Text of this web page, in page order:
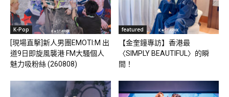
K-Pop
[現場直擊]新人男團EMOTI:M 出
道9日即旋風襲港 FM大騷個人
魅力吸粉絲 (260808)
featured
【金奎鐘專訪】香港最
〈SIMPLY BEAUTIFUL〉的瞬
間！